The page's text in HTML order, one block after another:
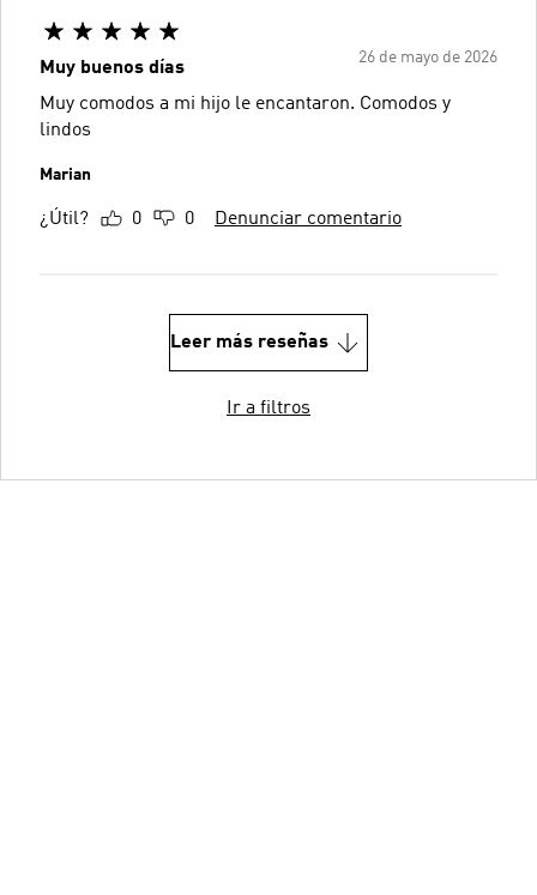
26 de mayo de 2026
Muy buenos días
Muy comodos a mi hijo le encantaron. Comodos y
lindos
Marian
¿Útil? 0 0 Denunciar comentario
Leer más reseñas
Ir a filtros